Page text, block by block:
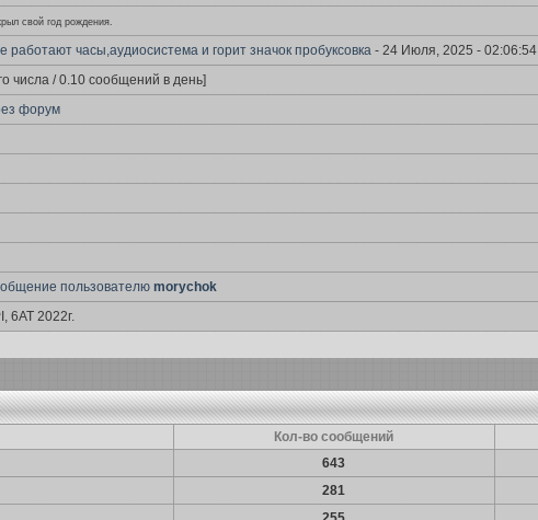
свой год рождения.
работают часы,аудиосистема и горит значок пробуксовка- 24 Июля, 2025 - 02:06:54
числа / 0.10 сообщений в день]
форум
пользователю morychok
6AT 2022г.
Кол-во сообщений
643
281